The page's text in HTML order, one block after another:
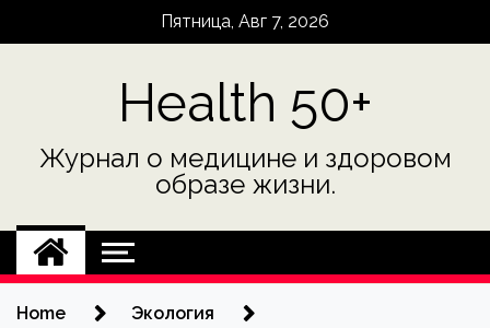
Пятница, Авг 7, 2026
Health 50+
Журнал о медицине и здоровом
образе жизни.
Home
Экология